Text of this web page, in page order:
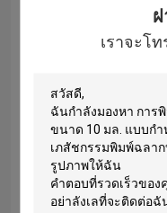
เราจะโ
แบ่งปันเทคโนโล
เคารพลิขสิทธิ์ขอ
โรงงานของเรามีกา
ทุกปีและมีการเปลี่ย
ปี แหล่งที่มาส่งรา
หน่วยงานระดับชา
เป็นไปตาม SGS แล